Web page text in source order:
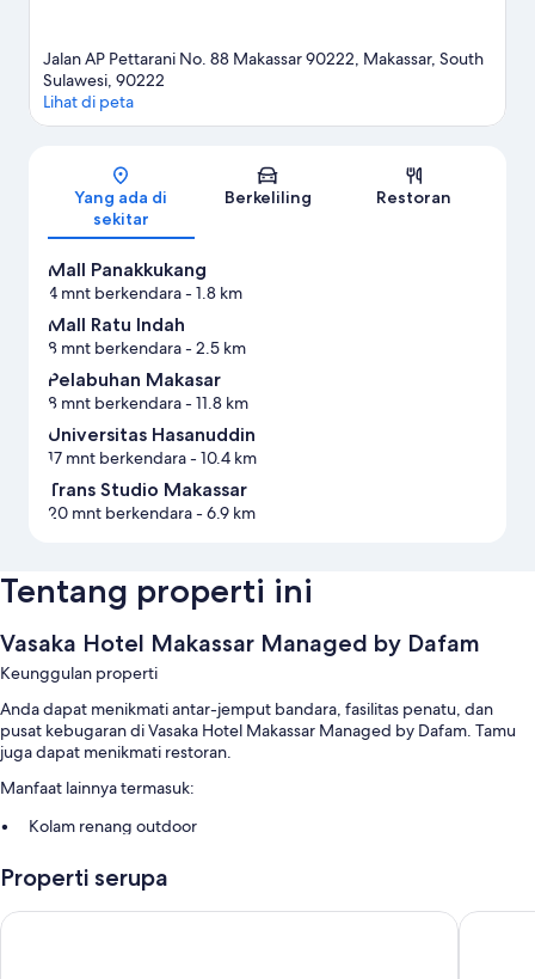
Jalan AP Pettarani No. 88 Makassar 90222, Makassar, South
Sulawesi, 90222
Lihat di peta
Yang ada di
sekitar
Berkeliling Restoran
Mall Panakkukang
4 mnt berkendara- 1.8 km
Mall Ratu Indah
8 mnt berkendara- 2.5 km
Pelabuhan Makasar
8 mnt berkendara- 11.8 km
Universitas Hasanuddin
17 mnt berkendara- 10.4 km
Trans Studio Makassar
20 mnt berkendara- 6.9 km
Tentang properti ini
Vasaka Hotel Makassar Managed by Dafam
Keunggulan properti
Anda dapat menikmati antar-jemput bandara, fasilitas penatu, dan
pusat kebugaran di Vasaka Hotel Makassar Managed by Dafam. Tamu
juga dapat menikmati restoran.
Manfaat lainnya termasuk:
Kolam renang outdoor
Lift dan brankas di resepsionis
Properti serupa
ibis Makassar City Center ibis